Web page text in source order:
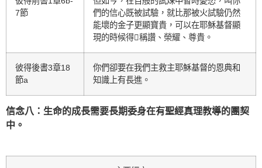
7節
們的信心既被試驗，就比那被火試驗仍然
能壞的金子更顯寶貴，可以在耶穌基督顯
現的時候得稱讚、榮耀、尊貴。
彼得後書3章18
節a
你們卻要在我們主救主耶穌基督的恩典和
知識上有長進。
信念八：生命的成長需要長期委身在有聖經真理教導的團契
中。